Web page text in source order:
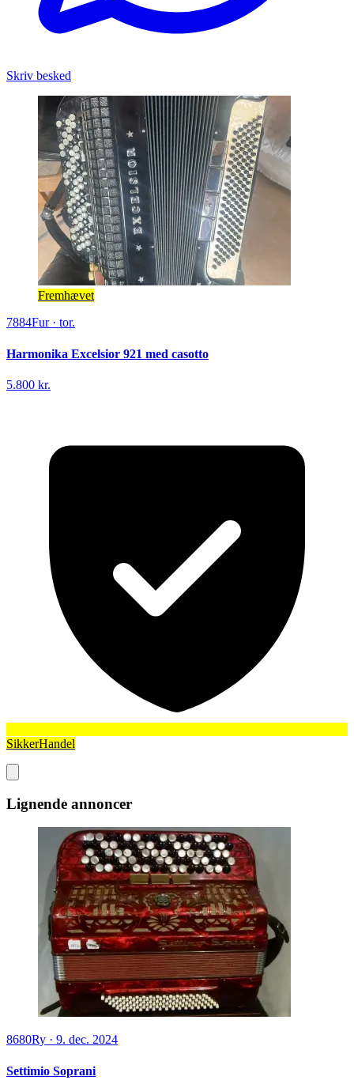
Skriv besked
Fremhævet
7884Fur· tor.
Harmonika Excelsior 921 med casotto
5.800 kr.
SikkerHandel
Lignende annoncer
8680Ry · 9. dec. 2024
Settimio Soprani